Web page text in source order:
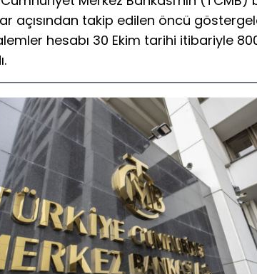
açısından takip edilen öncü
hesabı 30 Ekim tarihi itibariyle